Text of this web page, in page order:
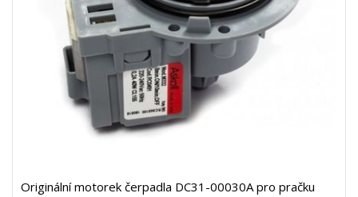
Originální motorek čerpadla DC31-00030A pro pračku